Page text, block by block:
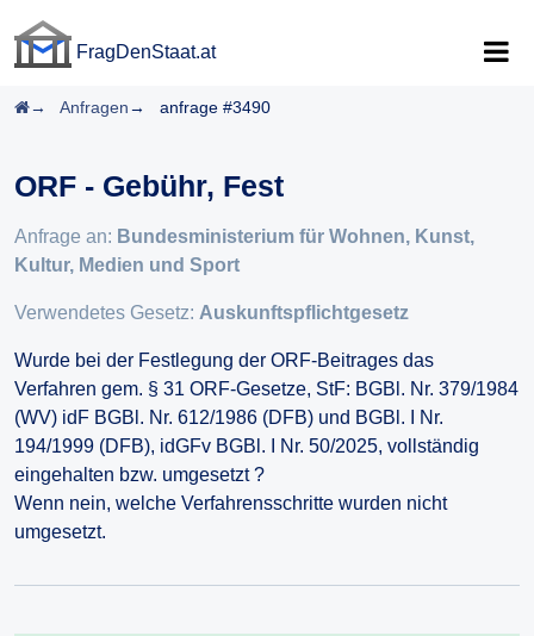
FragDenStaat.at
Startseite
Anfragen anfrage #3490
ORF - Gebühr, Fest
Anfrage an: Bundesministerium für Wohnen, Kunst,
Kultur, Medien und Sport
Verwendetes Gesetz: Auskunftspflichtgesetz
Wurde bei der Festlegung der ORF-Beitrages das
Verfahren gem. § 31 ORF-Gesetze, StF: BGBl. Nr. 379/1984
(WV) idF BGBl. Nr. 612/1986 (DFB) und BGBl. I Nr.
194/1999 (DFB), idGFv BGBl. I Nr. 50/2025, vollständig
eingehalten bzw. umgesetzt ?
Wenn nein, welche Verfahrensschritte wurden nicht
umgesetzt.